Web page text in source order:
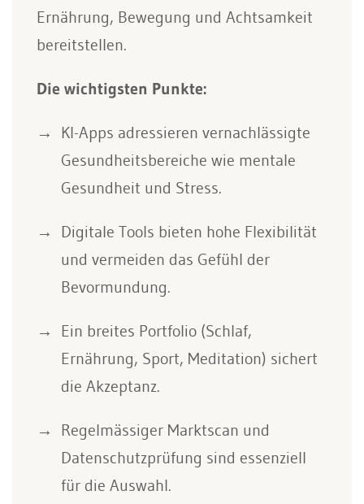
Ernährung, Bewegung und Achtsamkeit
bereitstellen.
Die wichtigsten Punkte:
KI-Apps adressieren vernachlässigte
Gesundheitsbereiche wie mentale
Gesundheit und Stress.
Digitale Tools bieten hohe Flexibilität
und vermeiden das Gefühl der
Bevormundung.
Ein breites Portfolio (Schlaf,
Ernährung, Sport, Meditation) sichert
die Akzeptanz.
Regelmässiger Marktscan und
Datenschutzprüfung sind essenziell
für die Auswahl.